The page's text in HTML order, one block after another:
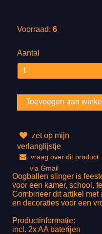
Voorraad: 6
Aantal
zet op mijn
verlanglijstje
vraag over dit product
via Gmail
Oogballen slinger is
voor een kamer, school,
Combineer dit artikel
en decoraties voor een
Productinformatie:
incl. 2x AA baterijen